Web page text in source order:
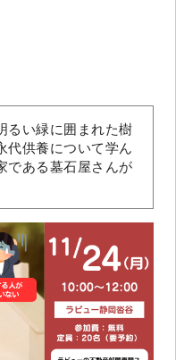
るい緑に囲まれた樹
代供養について学ん
である墓石屋さんが